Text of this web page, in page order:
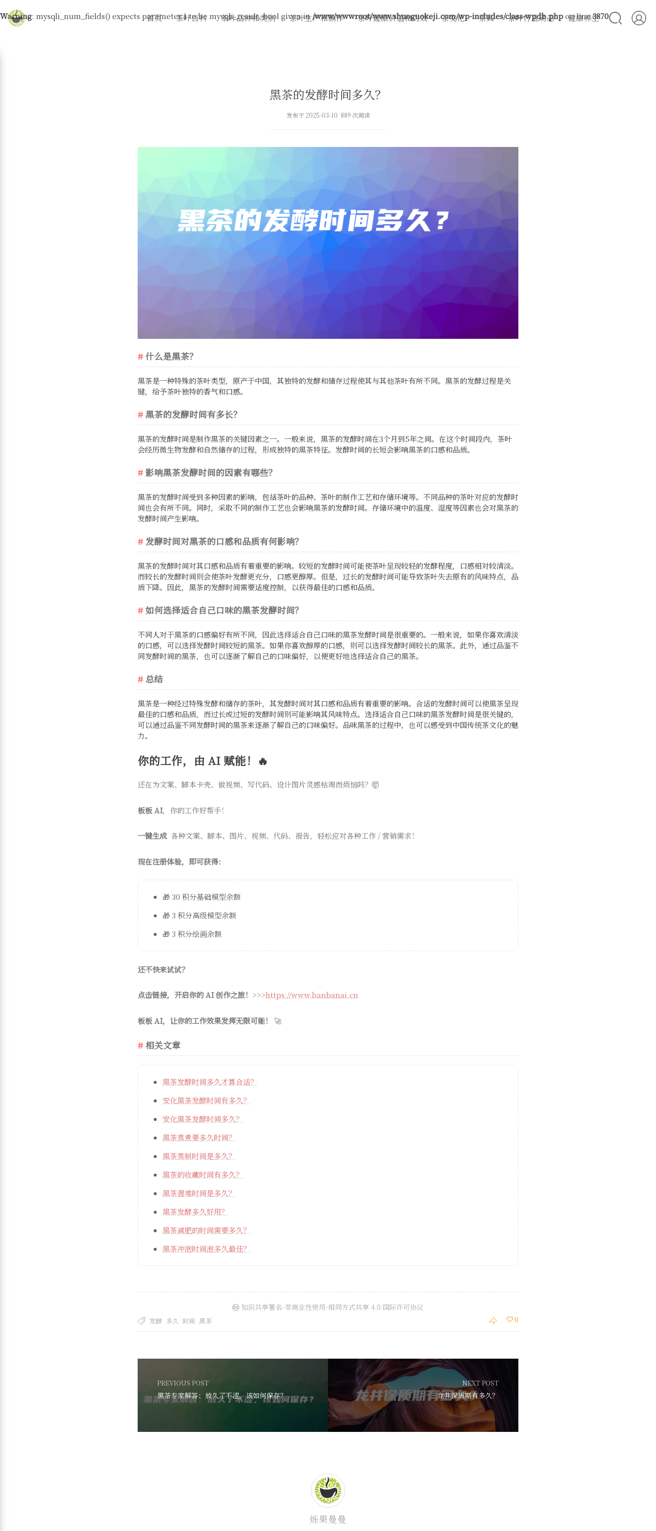
Warning: mysqli_num_fields() expects parameter 1 to be mysqli_result, bool given in/www/wwwroot/www.shuoguokeji.com/wp-includes/class-wpdb.phpon line3870
首页 茶叶百科 茶叶品种和类别 茶叶生产和制作 茶叶健康价值和功效 茶文化 茶具 茶叶行业动态 健康养生
黑茶的发酵时间多久？
发布于 2025-03-10 889 次阅读
什么是黑茶？
黑茶是一种特殊的茶叶类型，原产于中国，其独特的发酵和储存过程使其与其他茶叶有所不同。黑茶的发酵过程是关
键，给予茶叶独特的香气和口感。
黑茶的发酵时间有多长？
黑茶的发酵时间是制作黑茶的关键因素之一。一般来说，黑茶的发酵时间在3个月到5年之间。在这个时间段内，茶叶
会经历微生物发酵和自然储存的过程，形成独特的黑茶特征。发酵时间的长短会影响黑茶的口感和品质。
影响黑茶发酵时间的因素有哪些？
黑茶的发酵时间受到多种因素的影响，包括茶叶的品种、茶叶的制作工艺和存储环境等。不同品种的茶叶对应的发酵时
间也会有所不同。同时，采取不同的制作工艺也会影响黑茶的发酵时间。存储环境中的温度、湿度等因素也会对黑茶的
发酵时间产生影响。
发酵时间对黑茶的口感和品质有何影响？
黑茶的发酵时间对其口感和品质有着重要的影响。较短的发酵时间可能使茶叶呈现较轻的发酵程度，口感相对较清淡。
而较长的发酵时间则会使茶叶发酵更充分，口感更醇厚。但是，过长的发酵时间可能导致茶叶失去原有的风味特点，品
质下降。因此，黑茶的发酵时间需要适度控制，以获得最佳的口感和品质。
如何选择适合自己口味的黑茶发酵时间？
不同人对于黑茶的口感偏好有所不同，因此选择适合自己口味的黑茶发酵时间是很重要的。一般来说，如果你喜欢清淡
的口感，可以选择发酵时间较短的黑茶。如果你喜欢醇厚的口感，则可以选择发酵时间较长的黑茶。此外，通过品鉴不
同发酵时间的黑茶，也可以逐渐了解自己的口味偏好，以便更好地选择适合自己的黑茶。
总结
黑茶是一种经过特殊发酵和储存的茶叶，其发酵时间对其口感和品质有着重要的影响。合适的发酵时间可以使黑茶呈现
最佳的口感和品质，而过长或过短的发酵时间则可能影响其风味特点。选择适合自己口味的黑茶发酵时间是很关键的，
可以通过品鉴不同发酵时间的黑茶来逐渐了解自己的口味偏好。品味黑茶的过程中，也可以感受到中国传统茶文化的魅
力。
你的工作，由 AI 赋能！🔥
还在为文案、脚本卡壳、做视频、写代码、设计图片灵感枯竭而烦恼吗？🤯
板板 AI，你的工作好帮手！
一键生成 各种文案、脚本、图片、视频、代码、报告，轻松应对各种工作 / 营销需求！
现在注册体验，即可获得：
🎁 30 积分基础模型余额
🎁 3 积分高级模型余额
🎁 3 积分绘画余额
还不快来试试？
点击链接，开启你的 AI 创作之旅！ >>>https://www.banbanai.cn
板板 AI，让你的工作效果发挥无限可能！ 🚀
相关文章
黑茶发酵时间多久才算合适？
安化黑茶发酵时间有多久？
安化黑茶发酵时间多久？
黑茶蒸煮要多久时间？
黑茶蒸制时间是多久？
黑茶的收藏时间有多久？
黑茶渥堆时间是多久？
黑茶发酵多久好用？
黑茶减肥的时间需要多久？
黑茶冲泡时间泡多久最佳？
知识共享署名-非商业性使用-相同方式共享 4.0 国际许可协议
发酵 多久 时间 黑茶 0
PREVIOUS POST
黑茶专家解答：放久了不涩，该如何保存？
NEXT POST
龙井保质期有多久？
烁果曼曼